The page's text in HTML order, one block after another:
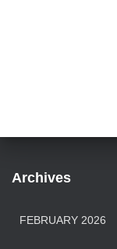
Archives
FEBRUARY 2026